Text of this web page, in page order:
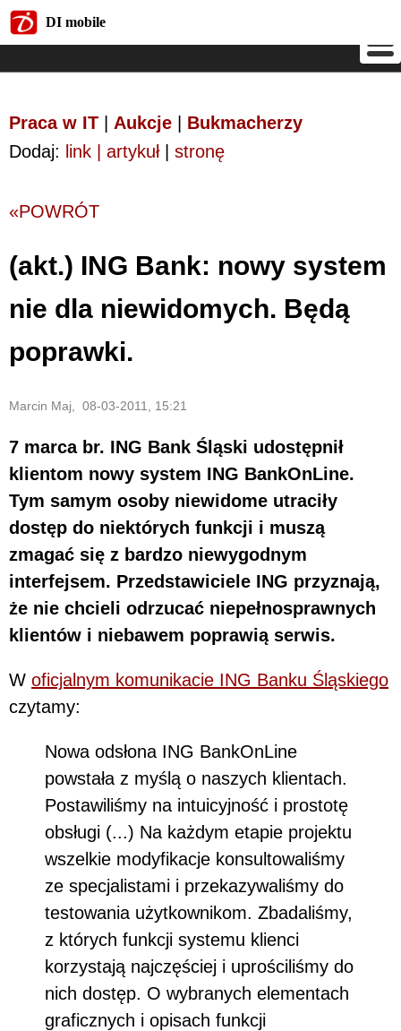
DI mobile
Praca w IT Aukcje
Bukmacherzy
Dodaj: link | artykuł| stronę
«POWRÓT
(akt.) ING Bank: nowy system
nie dla niewidomych. Będą
poprawki.
Marcin Maj, 08-03-2011, 15:21
7 marca br. ING Bank Śląski udostępnił
klientom nowy system ING BankOnLine.
Tym samym osoby niewidome utraciły
dostęp do niektórych funkcji i muszą
zmagać się z bardzo niewygodnym
interfejsem. Przedstawiciele ING przyznają,
że nie chcieli odrzucać niepełnosprawnych
klientów i niebawem poprawią serwis.
W oficjalnym komunikacie ING Banku Śląskiego
czytamy:
Nowa odsłona ING BankOnLine
powstała z myślą o naszych klientach.
Postawiliśmy na intuicyjność i prostotę
obsługi (...) Na każdym etapie projektu
wszelkie modyfikacje konsultowaliśmy
ze specjalistami i przekazywaliśmy do
testowania użytkownikom. Zbadaliśmy,
z których funkcji systemu klienci
korzystają najczęściej i uprościliśmy do
nich dostęp. O wybranych elementach
graficznych i opisach funkcji
DI mobile